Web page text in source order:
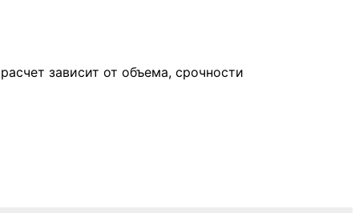
зависит от объема, срочности